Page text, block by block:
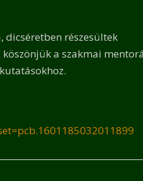
dicséretben részesültek
a szakmai